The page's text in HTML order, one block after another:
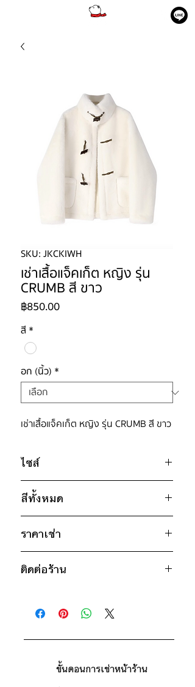
SKU: JKCKIWH
เช่าเสื้อแจ็คเก็ต หญิง รุ่น
CRUMB สี ขาว
฿850.00ราคา
สี *
อก (นิ้ว) *
เช่าเสื้อแจ็คเก็ต หญิง รุ่น CRUMB สี ขาว
ไซส์
ไซส์ : M
อก 46" / เอว 46" / สะโพก ฟรีไซส" /
ไหล่กว้าง 20" / วงแขน 24" / ยาว
* สินค้าจริงอาจมีขนาดคลาดเคลื่อน 2-3
นิ้ว
สีทั้งหมด
ราคาเช่า
คืน)
ติดต่อร้านเพื่อสอบถามราคา
ติดต่อร้าน
ดูแผนที่ร้าน
ขั้นตอนการเช่าหน้าร้าน